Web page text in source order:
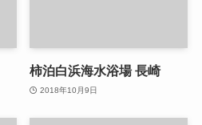
柿泊白浜海水浴場 長崎
2018年10月9日